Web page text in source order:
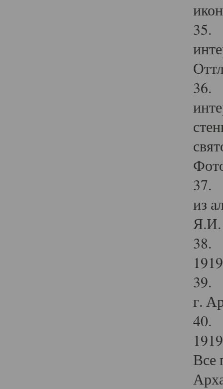
35.
36.
37.
из
Я.И.
38.
39.
г.
40.
Все